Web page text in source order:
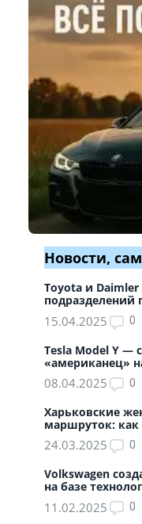
Новости,
Toyota и
подразделений
15.04.2025 0
Tesla Model Y —
«американец»
08.04.2025 0
Харьковские
маршруток: как
24.03.2025 0
Volkswagen
на базе
11.02.2025 0